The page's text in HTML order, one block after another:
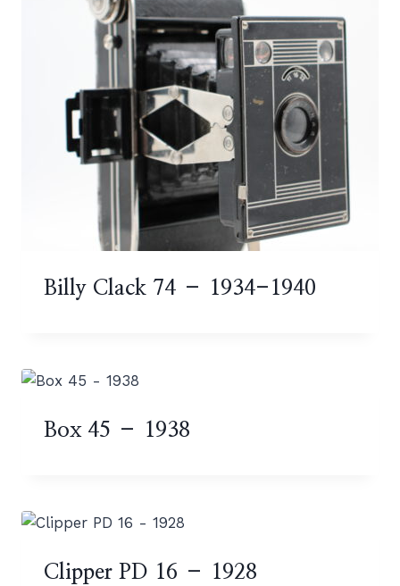
Billy Clack 74 – 1934-1940
Box 45 – 1938
Clipper PD 16 – 1928